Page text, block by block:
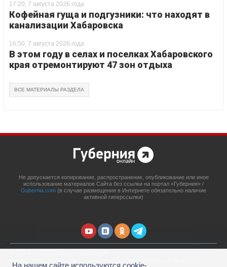
17:20, 7 августа 2026 года
Кофейная гуща и подгузники: что находят в
канализации Хабаровска
16:50, 7 августа 2026 года
В этом году в селах и поселках Хабаровского
края отремонтируют 47 зон отдыха
ВСЕ МАТЕРИАЛЫ РАЗДЕЛА
Не допускается копирование, распространение, опубликование или иное
использование материалов Сайта без ссылки на портал «Губерния» /
Gubernia.com (в случае размещения в Интернете обязательно наличие
активной гиперссылки)
На нашем сайте используются cookie-